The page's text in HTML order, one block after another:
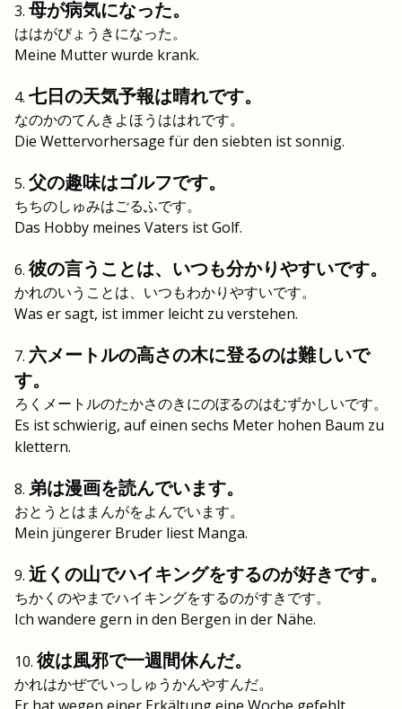
母が病気になった。
ははがびょうきになった。
Meine Mutter wurde krank.
七日の天気予報は晴れです。
なのかのてんきよほうははれです。
Die Wettervorhersage für den siebten ist sonnig.
父の趣味はゴルフです。
ちちのしゅみはごるふです。
Das Hobby meines Vaters ist Golf.
彼の言うことは、いつも分かりやすいです。
かれのいうことは、いつもわかりやすいです。
Was er sagt, ist immer leicht zu verstehen.
六メートルの高さの木に登るのは難しいで
す。
ろくメートルのたかさのきにのぼるのはむずかしいです。
Es ist schwierig, auf einen sechs Meter hohen Baum zu
klettern.
弟は漫画を読んでいます。
おとうとはまんがをよんでいます。
Mein jüngerer Bruder liest Manga.
近くの山でハイキングをするのが好きです。
ちかくのやまでハイキングをするのがすきです。
Ich wandere gern in den Bergen in der Nähe.
彼は風邪で一週間休んだ。
かれはかぜでいっしゅうかんやすんだ。